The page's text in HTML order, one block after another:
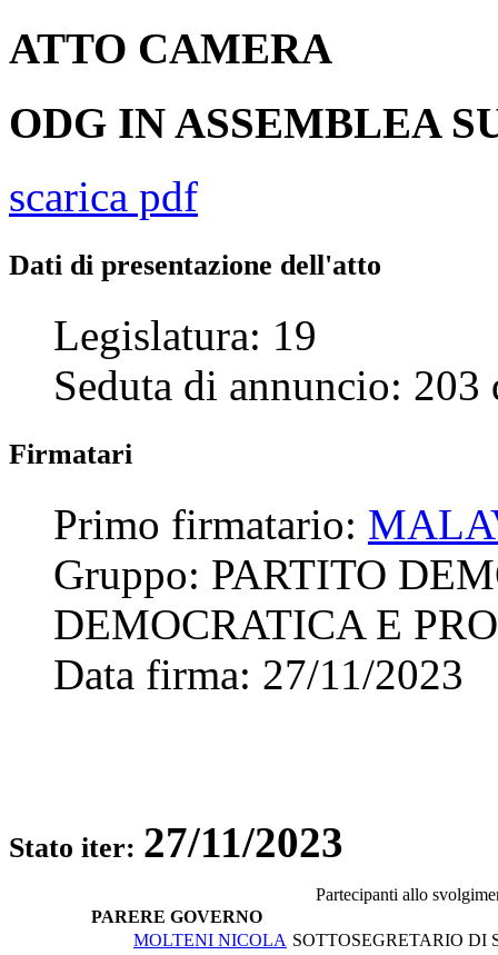
ATTO CAMERA
ODG IN ASSEMBLEA
scarica pdf
Dati di presentazione dell'atto
Legislatura: 19
Seduta di annuncio: 203
Firmatari
Primo firmatario:
Gruppo: PARTITO
DEMOCRATICA E
Data firma: 27/11/2023
Stato iter: 27/11/2023
Partecipanti allo
PARERE GOVERNO
MOLTENI NICOLA SOTTOSEGRETARIO DI